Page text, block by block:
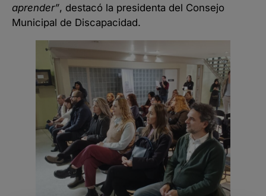
aprender”, destacó la presidenta del Consejo
Municipal de Discapacidad.